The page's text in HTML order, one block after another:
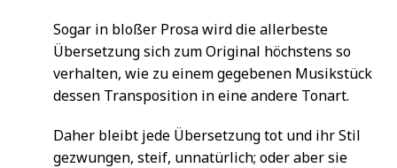
Sogar in bloßer Prosa wird die allerbeste
Übersetzung sich zum Original höchstens so
verhalten, wie zu einem gegebenen Musikstück
dessen Transposition in eine andere Tonart.
Daher bleibt jede Übersetzung tot und ihr Stil
gezwungen, steif, unnatürlich; oder aber sie